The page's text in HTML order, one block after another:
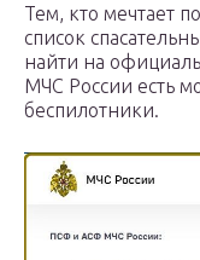
Тем, кто мечтает
список
найти на
МЧС России есть
беспилотники.